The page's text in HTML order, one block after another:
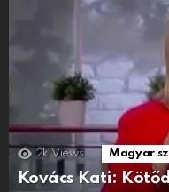
2k Views Magyar
Kovács Kati: